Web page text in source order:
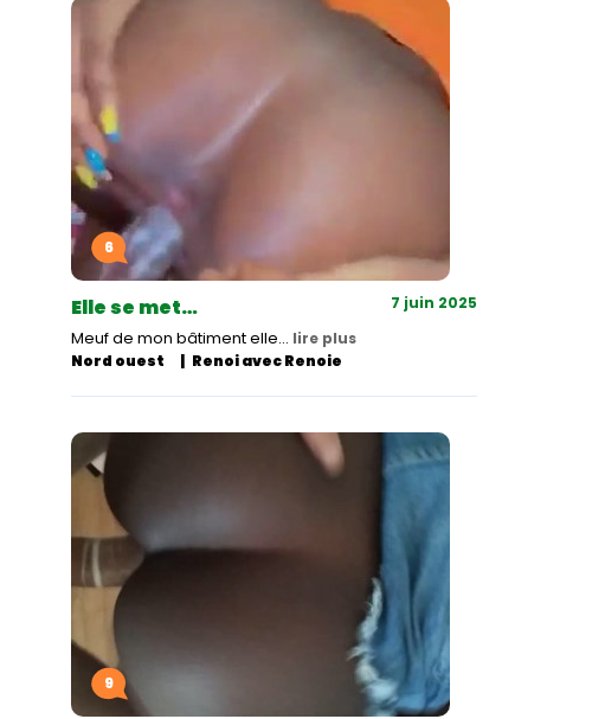
6
Elle se met… 7 juin 2025
Meuf de mon bâtiment elle… lire plus
Nord ouest
Renoi avec Renoie
9